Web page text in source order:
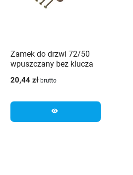
Zamek do drzwi 72/50
wpuszczany bez klucza
20,44 zł brutto
visibility